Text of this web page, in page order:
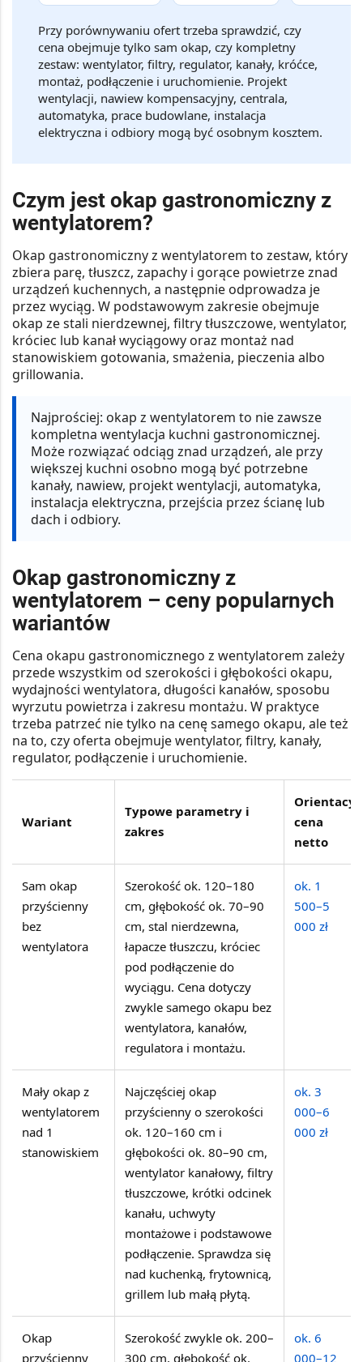
Przy porównywaniu ofert trzeba sprawdzić, czy
cena obejmuje tylko sam okap, czy kompletny
zestaw: wentylator, filtry, regulator, kanały, króćce,
montaż, podłączenie i uruchomienie. Projekt
wentylacji, nawiew kompensacyjny, centrala,
automatyka, prace budowlane, instalacja
elektryczna i odbiory mogą być osobnym kosztem.
Czym jest okap gastronomiczny z
wentylatorem?
Okap gastronomiczny z wentylatorem to zestaw, który
zbiera parę, tłuszcz, zapachy i gorące powietrze znad
urządzeń kuchennych, a następnie odprowadza je
przez wyciąg. W podstawowym zakresie obejmuje
okap ze stali nierdzewnej, filtry tłuszczowe, wentylator,
króciec lub kanał wyciągowy oraz montaż nad
stanowiskiem gotowania, smażenia, pieczenia albo
grillowania.
Najprościej: okap z wentylatorem to nie zawsze
kompletna wentylacja kuchni gastronomicznej.
Może rozwiązać odciąg znad urządzeń, ale przy
większej kuchni osobno mogą być potrzebne
kanały, nawiew, projekt wentylacji, automatyka,
instalacja elektryczna, przejścia przez ścianę lub
dach i odbiory.
Okap gastronomiczny z
wentylatorem – ceny popularnych
wariantów
Cena okapu gastronomicznego z wentylatorem zależy
przede wszystkim od szerokości i głębokości okapu,
wydajności wentylatora, długości kanałów, sposobu
wyrzutu powietrza i zakresu montażu. W praktyce
trzeba patrzeć nie tylko na cenę samego okapu, ale też
na to, czy oferta obejmuje wentylator, filtry, kanały,
regulator, podłączenie i uruchomienie.
Wariant
Typowe parametry i
zakres
cena
netto
Sam okap
przyścienny
bez
wentylatora
Szerokość ok. 120–180
cm, głębokość ok. 70–90
cm, stal nierdzewna,
łapacze tłuszczu, króciec
pod podłączenie do
wyciągu. Cena dotyczy
zwykle samego okapu bez
wentylatora, kanałów,
regulatora i montażu.
ok. 1
500–5
000 zł
Mały okap z
wentylatorem
nad 1
stanowiskiem
Najczęściej okap
przyścienny o szerokości
ok. 120–160 cm i
głębokości ok. 80–90 cm,
wentylator kanałowy, filtry
tłuszczowe, krótki odcinek
kanału, uchwyty
montażowe i podstawowe
podłączenie. Sprawdza się
nad kuchenką, frytownicą,
grillem lub małą płytą.
ok. 3
000–6
000 zł
Okap
przyścienny
Szerokość zwykle ok. 200–
300 cm, głębokość ok.
ok. 6
000–12